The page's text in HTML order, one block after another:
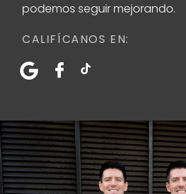
podemos seguir mejorando.
CALIFÍCANOS EN: